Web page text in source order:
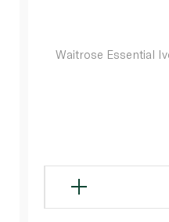
Waitrose Essential